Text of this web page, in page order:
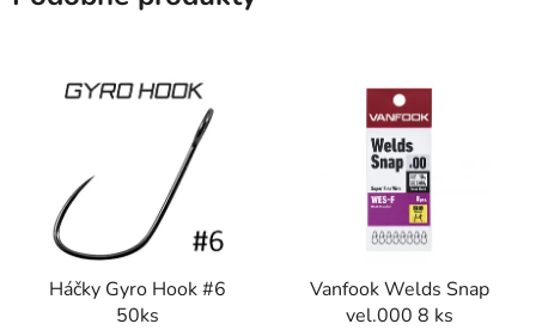
Háčky Gyro Hook #6
50ks
Vanfook Welds Snap
vel.000 8 ks